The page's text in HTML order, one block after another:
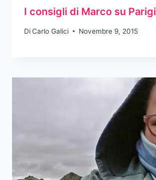
I consigli di Marco su Parigi
DiCarlo Galici Novembre 9, 2015